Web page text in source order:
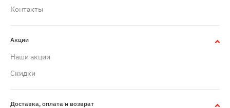
Контакты
Акции
Наши акции
Скидки
Доставка, оплата и возврат